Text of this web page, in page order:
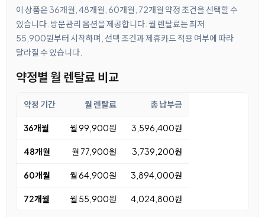
이 상품은 36개월, 48개월, 60개월, 72개월 약정 조건을 선택할 수
있습니다. 방문관리 옵션을 제공합니다. 월 렌탈료는 최저
55,900원부터 시작하며, 선택 조건과 제휴카드 적용 여부에 따라
달라질 수 있습니다.
약정별 월 렌탈료 비교
약정 기간 월 렌탈료 총 납부금
36개월 월 99,900원 3,596,400원
48개월 월 77,900원 3,739,200원
60개월 월 64,900원 3,894,000원
72개월 월 55,900원 4,024,800원